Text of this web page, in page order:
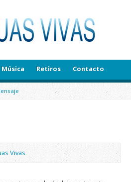
Música Retiros Contacto
Vivas